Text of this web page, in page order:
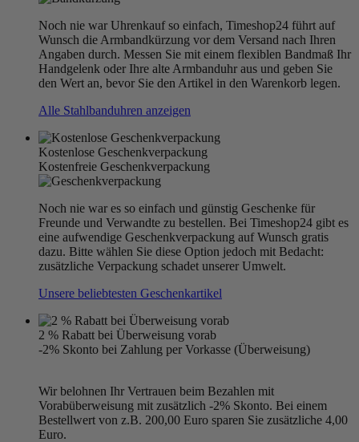
Noch nie war Uhrenkauf so einfach, Timeshop24 führt auf
Wunsch die Armbandkürzung vor dem Versand nach Ihren
Angaben durch. Messen Sie mit einem flexiblen Bandmaß Ihr
Handgelenk oder Ihre alte Armbanduhr aus und geben Sie
den Wert an, bevor Sie den Artikel in den Warenkorb legen.
Alle Stahlbanduhren anzeigen
Kostenlose Geschenkverpackung
Kostenfreie Geschenkverpackung
Noch nie war es so einfach und günstig Geschenke für
Freunde und Verwandte zu bestellen. Bei Timeshop24 gibt es
eine aufwendige Geschenkverpackung auf Wunsch gratis
dazu. Bitte wählen Sie diese Option jedoch mit Bedacht:
zusätzliche Verpackung schadet unserer Umwelt.
Unsere beliebtesten Geschenkartikel
2 % Rabatt bei Überweisung vorab
-2% Skonto bei Zahlung per Vorkasse (Überweisung)
Wir belohnen Ihr Vertrauen beim Bezahlen mit
Vorabüberweisung mit zusätzlich -2% Skonto. Bei einem
Bestellwert von z.B. 200,00 Euro sparen Sie zusätzliche 4,00
Euro.